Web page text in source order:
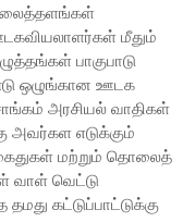
மீதும்
பாகுபாடு
ஒழுங்கான ஊடக
அரசியல் வாதிகள்
அவர்கள எடுக்கும்
மற்றும் தொலைத்
வாள் வெட்டு
கட்டுப்பாட்டுக்கு